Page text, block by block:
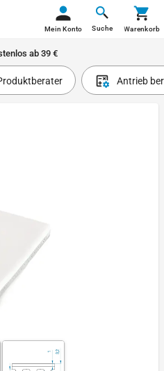
Suche
Mein Konto Warenkorb
ab 39 €
Antrieb